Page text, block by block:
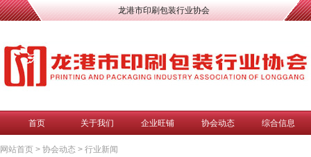
龙港市印刷包装行业协会
首页 关于我们 企业旺铺 协会动态 综合信息
网站首页 > 协会动态 > 行业新闻